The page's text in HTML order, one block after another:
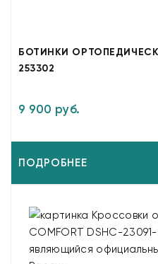
БОТИНКИ
253302
9 900 руб.
ПОДРОБНЕЕ